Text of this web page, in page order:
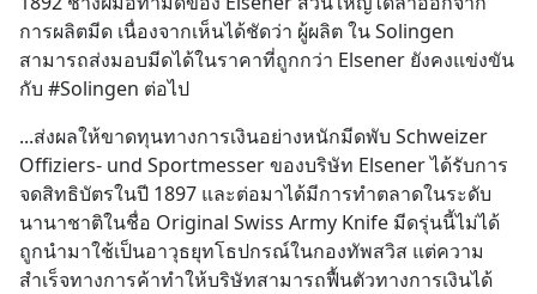
การผลิตมีด เนื่องจากเห็นได้ชัดว่า ผู้ผลิต ใน Solingen
สามารถส่งมอบมีดได้ในราคาที่ถูกกว่า Elsener ยังคงแข่งขัน
กับ #Solingen ต่อไป
...ส่งผลให้ขาดทุนทางการเงินอย่างหนักมีดพับ Schweizer
Offiziers- und Sportmesser ของบริษัท Elsener ได้รับการ
จดสิทธิบัตรในปี 1897 และต่อมาได้มีการทำตลาดในระดับ
นานาชาติในชื่อ Original Swiss Army Knife มีดรุ่นนี้ไม่ได้
ถูกนำมาใช้เป็นอาวุธยุทโธปกรณ์ในกองทัพสวิส แต่ความ
สำเร็จทางการค้าทำให้บริษัทสามารถฟื้นตัวทางการเงินได้